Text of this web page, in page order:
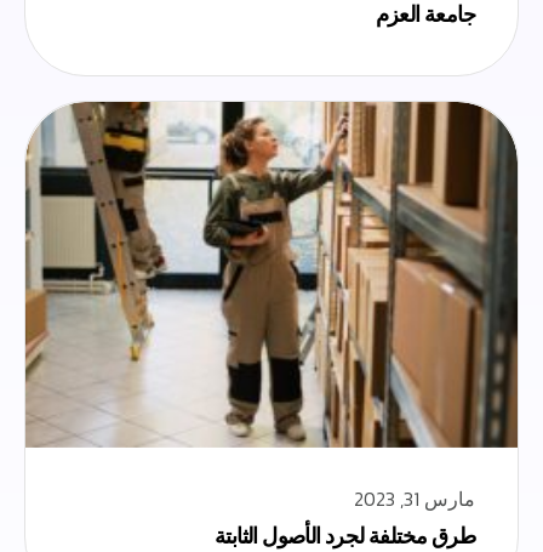
جامعة العزم
مارس 31, 2023
طرق مختلفة لجرد الأصول الثابتة